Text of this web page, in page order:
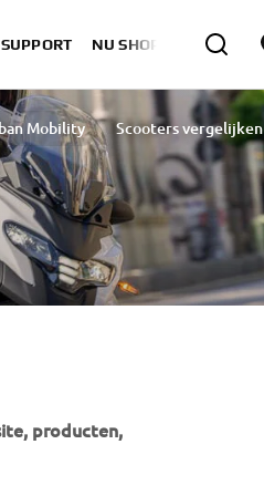
NU SHOPPEN
Mobility Scooters vergelijken
producten,